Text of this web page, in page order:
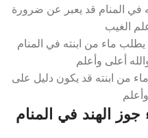
في المنام قد يعبر عن ضرورة
الغيب
ماء من ابنته في المنام
أعلى وأعلم
من ابنته قد يكون دليل على
الهند في المنام